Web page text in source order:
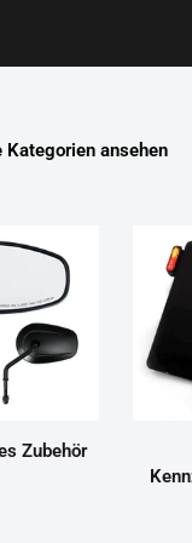
Kategorien ansehen
Zubehör